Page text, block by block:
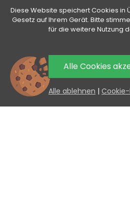
ALLES RUND UMS KAUFEN
AKTIONEN UND NEUHEITEN AN IHRE
Mit dem Absenden erklären Sie
personenbezogener Daten
0
Diese Website speichert Cookies in
Gesetz auf Ihrem Gerät. Bitte
für die weitere Nutzung
Alle Cookies
Alle ablehnen |